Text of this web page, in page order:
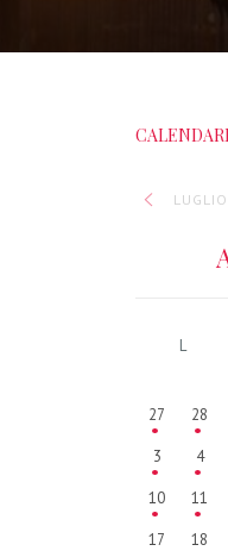
LUGLIO
L
27 28
3 4
10 11
17 18